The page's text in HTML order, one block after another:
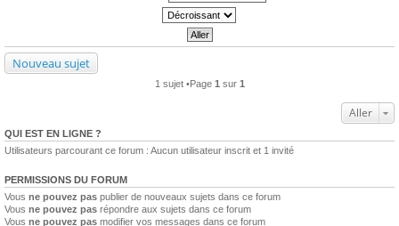
Nouveau sujet
1 sujet •Page 1 sur 1
Aller
QUI EST EN LIGNE ?
Utilisateurs parcourant ce forum : Aucun utilisateur inscrit et 1 invité
PERMISSIONS DU FORUM
Vous ne pouvez pas publier de nouveaux sujets dans ce forum
Vous ne pouvez pas répondre aux sujets dans ce forum
Vous ne pouvez pas modifier vos messages dans ce forum